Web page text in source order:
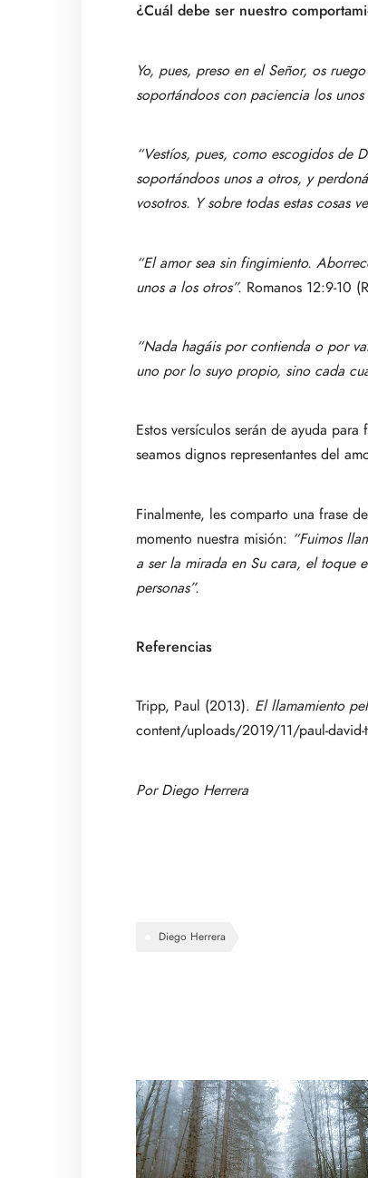
¿Cuál debe ser nuestro
Yo, pues, preso en el Señor, os
soportándoos con paciencia los
“Vestíos, pues, como escogidos de
soportándoos unos a otros, y
vosotros. Y sobre todas estas cosas
“El amor sea sin fingimiento.
unos a los otros”. Romanos 12:9-10
“Nada hagáis por contienda o por
uno por lo suyo propio, sino cada
Estos versículos serán de ayuda
seamos dignos representantes del
Finalmente, les comparto una frase
momento nuestra misión: “Fuimos
a ser la mirada en Su cara, el toque
personas”.
Referencias
Tripp, Paul (2013). El llamamiento
content/uploads/2019/11/paul-
PorDiego Herrera
Diego Herrera